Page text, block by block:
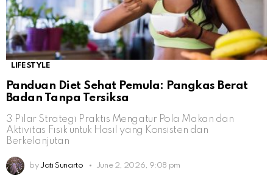
LIFESTYLE
Panduan Diet Sehat Pemula: Pangkas Berat
Badan Tanpa Tersiksa
3 Pilar Strategi Praktis Mengatur Pola Makan dan
Aktivitas Fisik untuk Hasil yang Konsisten dan
Berkelanjutan
by Jati Sunarto June 2, 2026, 9:08 pm